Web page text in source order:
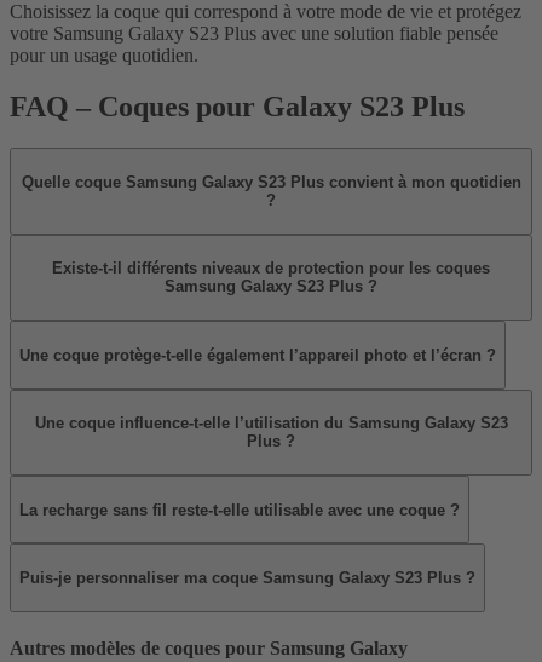
Choisissez la coque qui correspond à votre mode de vie et protégez
votre Samsung Galaxy S23 Plus avec une solution fiable pensée
pour un usage quotidien.
FAQ – Coques pour Galaxy S23 Plus
Quelle coque Samsung Galaxy S23 Plus convient à mon quotidien
?
Existe-t-il différents niveaux de protection pour les coques
Samsung Galaxy S23 Plus ?
Une coque protège-t-elle également l’appareil photo et l’écran ?
Une coque influence-t-elle l’utilisation du Samsung Galaxy S23
Plus ?
La recharge sans fil reste-t-elle utilisable avec une coque ?
Puis-je personnaliser ma coque Samsung Galaxy S23 Plus ?
Autres modèles de coques pour Samsung Galaxy